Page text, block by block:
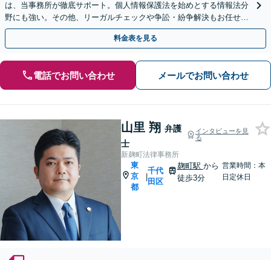
は、当事務所が徹底サポート。個人情報保護法を始めとする情報法分
野にも強い。その他、リーガルチェックや争訟・紛争解決もお任せ！
【平日夜間面談可】【完全個室】【霞ケ関駅2分】
料金表を見る
電話でお問い合わせ メールでお問い合わせ
山里 翔 弁護
士
インタビューを見
る
新麹町法律事務所
東
京
都
|
千代
田区
麹町駅 から
徒歩3分
営業時間：本
日定休日